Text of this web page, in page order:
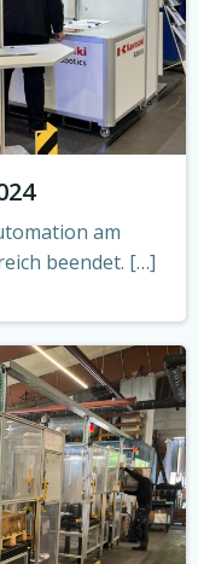
am
beendet. […]